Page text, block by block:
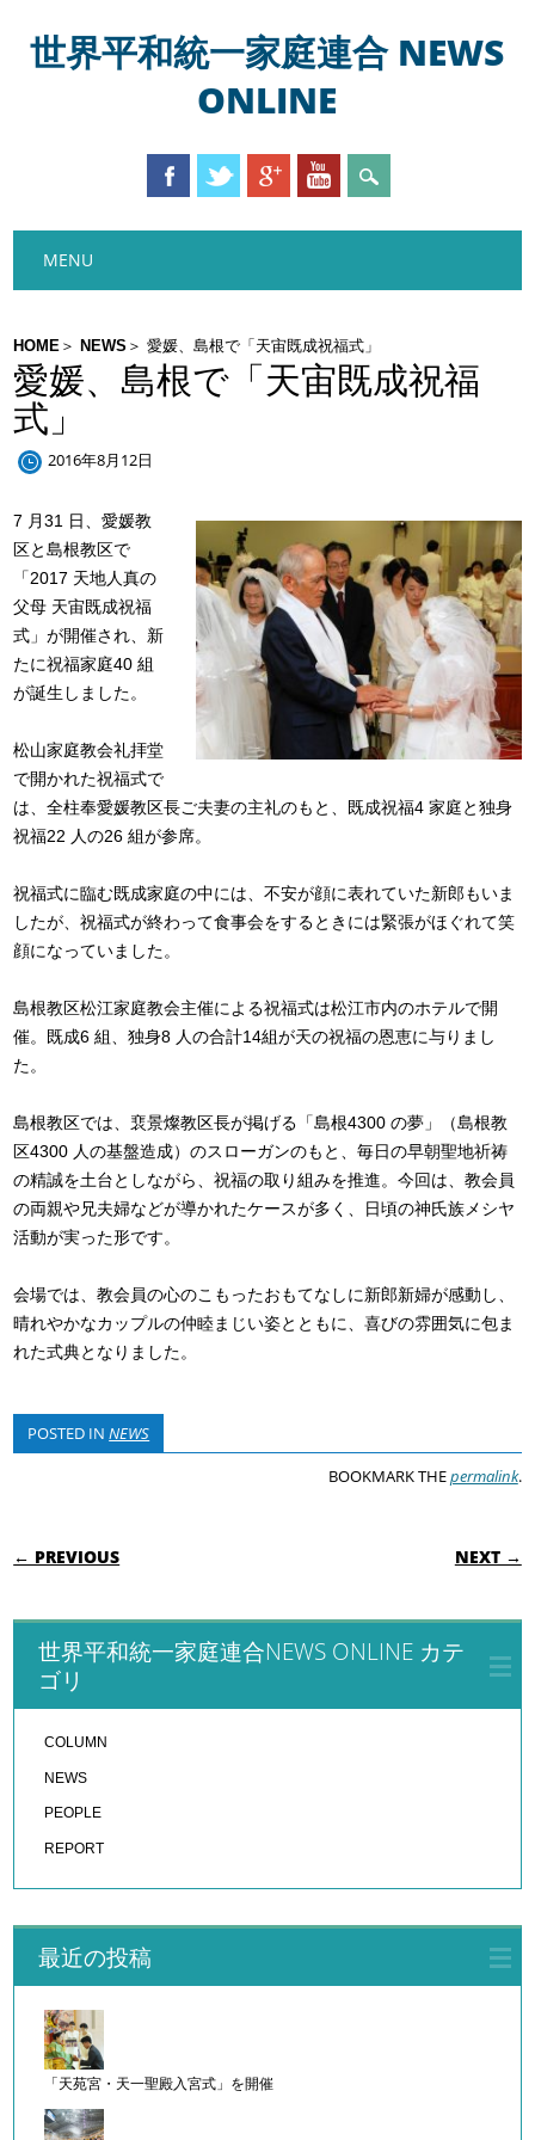
世界平和統一家庭連合 NEWS
ONLINE
Main menu
MENU
HOME NEWS 愛媛、島根で「天宙既成祝福式」
愛媛、島根で「天宙既成祝福
式」
2016年8月12日
7 月31 日、愛媛教
区と島根教区で
「2017 天地人真の
父母 天宙既成祝福
式」が開催され、新
たに祝福家庭40 組
が誕生しました。
松山家庭教会礼拝堂
で開かれた祝福式で
は、全柱奉愛媛教区長ご夫妻の主礼のもと、既成祝福4 家庭と独身
祝福22 人の26 組が参席。
祝福式に臨む既成家庭の中には、不安が顔に表れていた新郎もいま
したが、祝福式が終わって食事会をするときには緊張がほぐれて笑
顔になっていました。
島根教区松江家庭教会主催による祝福式は松江市内のホテルで開
催。既成6 組、独身8 人の合計14組が天の祝福の恩恵に与りまし
た。
島根教区では、裵景燦教区長が掲げる「島根4300 の夢」（島根教
区4300 人の基盤造成）のスローガンのもと、毎日の早朝聖地祈祷
の精誠を土台としながら、祝福の取り組みを推進。今回は、教会員
の両親や兄夫婦などが導かれたケースが多く、日頃の神氏族メシヤ
活動が実った形です。
会場では、教会員の心のこもったおもてなしに新郎新婦が感動し、
晴れやかなカップルの仲睦まじい姿とともに、喜びの雰囲気に包ま
れた式典となりました。
POSTED INNEWS
BOOKMARK THEpermalink.
POST NAVIGATION
← PREVIOUS NEXT →
世界平和統一家庭連合NEWS ONLINE カテ
ゴリ
COLUMN
NEWS
PEOPLE
REPORT
最近の投稿
「天苑宮・天一聖殿入宮式」を開催